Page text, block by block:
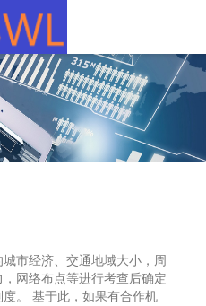
市经济、交通地域大小，周
网络布点等进行考查后确定
。 基于此，如果有合作机